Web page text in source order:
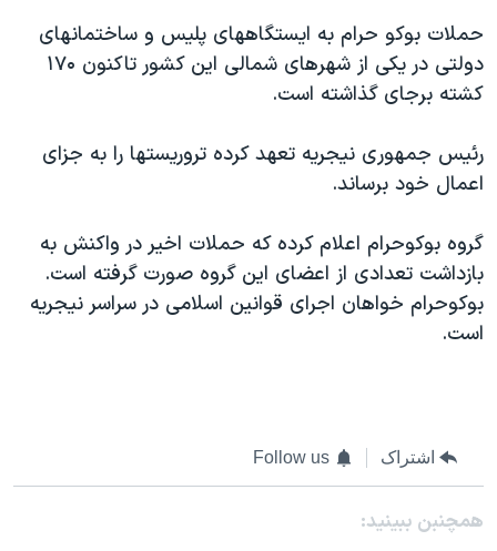
چهل سال گروگان‌گیری
قانون شفافیت دارائی کادر رهبری ایران
اعتراضات مردمی آبان ۹۸
اسرائیل در جنگ
نرگس محمدی برنده جایزه نوبل صلح
صفحه‌های ویژه
سفر پرزیدنت ترامپ به چین
حملات بوکو حرام به ایستگاههای پلیس و ساختمانهای
دولتی در یکی از شهرهای شمالی این کشور تاکنون ۱۷۰
کشته برجای گذاشته است.
رئیس جمهوری نیجریه تعهد کرده تروریستها را به جزای
اعمال خود برساند.
گروه بوکوحرام اعلام کرده که حملات اخیر در واکنش به
بازداشت تعدادی از اعضای این گروه صورت گرفته است.
بوکوحرام خواهان اجرای قوانین اسلامی در سراسر نیجریه
است.
اشتراک Follow us
همچنبن ببینید: